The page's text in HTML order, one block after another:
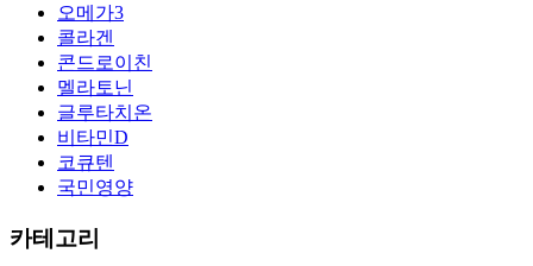
오메가3
콜라겐
콘드로이친
멜라토닌
글루타치온
비타민D
코큐텐
국민영양
카테고리